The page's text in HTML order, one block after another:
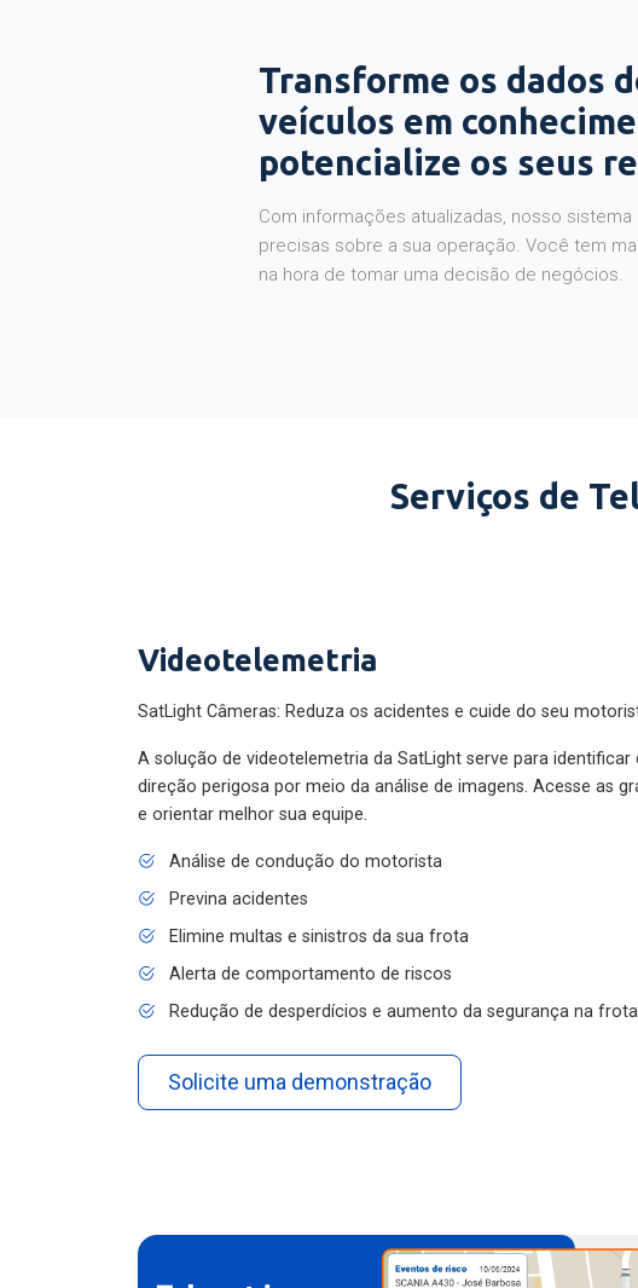
Transforme os dados
veículos em
potencialize os seus
Com informações atualizadas, nosso
precisas sobre a sua operação. Você tem
na hora de tomar uma decisão de negócios.
Serviços de
Videotelemetria
SatLight Câmeras: Reduza os acidentes e cuide do seu
A solução de videotelemetria da SatLight serve para
direção perigosa por meio da análise de imagens. Acesse as
e orientar melhor sua equipe.
Análise de condução do motorista
Previna acidentes
Elimine multas e sinistros da sua frota
Alerta de comportamento de riscos
Redução de desperdícios e aumento da segurança na frota
Solicite uma demonstração